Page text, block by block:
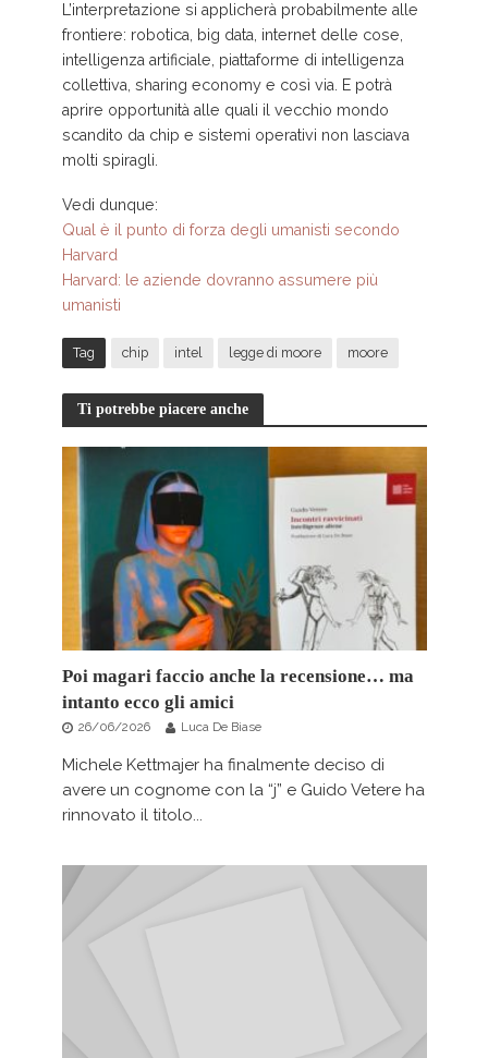
L’interpretazione si applicherà probabilmente alle
frontiere: robotica, big data, internet delle cose,
intelligenza artificiale, piattaforme di intelligenza
collettiva, sharing economy e così via. E potrà
aprire opportunità alle quali il vecchio mondo
scandito da chip e sistemi operativi non lasciava
molti spiragli.
Vedi dunque:
Qual è il punto di forza degli umanisti secondo
Harvard
Harvard: le aziende dovranno assumere più
umanisti
Tag chip intel legge di moore moore
Ti potrebbe piacere anche
Poi magari faccio anche la recensione… ma
intanto ecco gli amici
26/06/2026 Luca De Biase
Michele Kettmajer ha finalmente deciso di
avere un cognome con la “j” e Guido Vetere ha
rinnovato il titolo...